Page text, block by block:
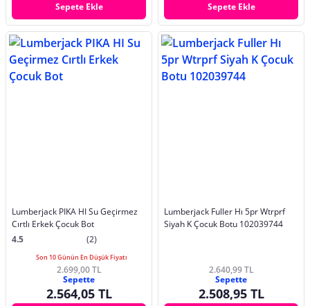
Sepete Ekle Sepete Ekle
Lumberjack PIKA HI Su Geçirmez
Cırtlı Erkek Çocuk Bot
4.5
(2)
Son 10 Günün En Düşük Fiyatı
2.699,00 TL
Sepette
2.564,05 TL
Lumberjack Fuller Hı 5pr Wtrprf
Siyah K Çocuk Botu 102039744
2.640,99 TL
Sepette
2.508,95 TL